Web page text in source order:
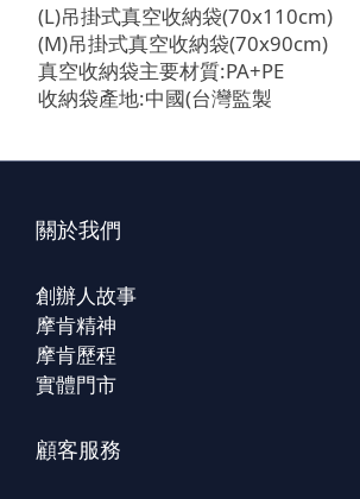
(L)吊掛式真空收納袋(70x110cm)
(M)吊掛式真空收納袋(70x90cm)
真空收納袋主要材質:PA+PE
收納袋產地:中國(台灣監製
關於我們
創辦人故事
摩肯精神
摩肯歷程
實體門市
顧客服務